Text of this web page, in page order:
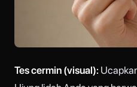
Tes cermin (visual):